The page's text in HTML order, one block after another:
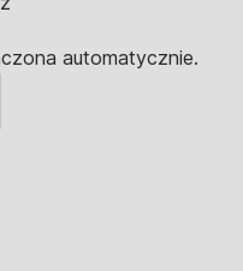
automatycznie.